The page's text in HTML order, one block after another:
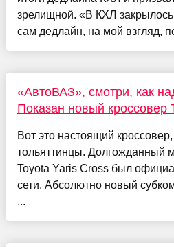
зрелищной. «В КХЛ
сам дедлайн, на мой взгляд,
«АвтоВАЗ», смотри, как
Показан новый кроссовер
Вот это настоящий
тольяттинцы. Долгожданный
Toyota Yaris Cross был
сети. Абсолютно новый
...